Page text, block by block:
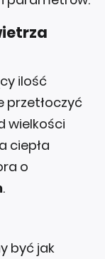
ilość
przetłoczyć
wielkości
ciepła
o
.
być jak